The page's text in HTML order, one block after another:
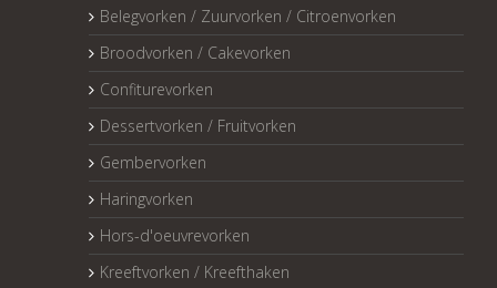
Belegvorken / Zuurvorken / Citroenvorken
Broodvorken / Cakevorken
Confiturevorken
Dessertvorken / Fruitvorken
Gembervorken
Haringvorken
Hors-d'oeuvrevorken
Kreeftvorken / Kreefthaken